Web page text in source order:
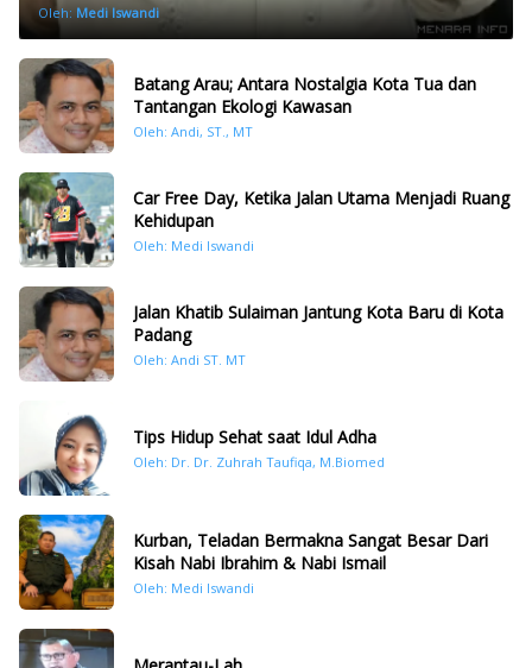
Oleh: Medi Iswandi
Batang Arau; Antara Nostalgia Kota Tua dan
Tantangan Ekologi Kawasan
Oleh: Andi, ST., MT
Car Free Day, Ketika Jalan Utama Menjadi Ruang
Kehidupan
Oleh: Medi Iswandi
Jalan Khatib Sulaiman Jantung Kota Baru di Kota
Padang
Oleh: Andi ST. MT
Tips Hidup Sehat saat Idul Adha
Oleh: Dr. Dr. Zuhrah Taufiqa, M.Biomed
Kurban, Teladan Bermakna Sangat Besar Dari
Kisah Nabi Ibrahim & Nabi Ismail
Oleh: Medi Iswandi